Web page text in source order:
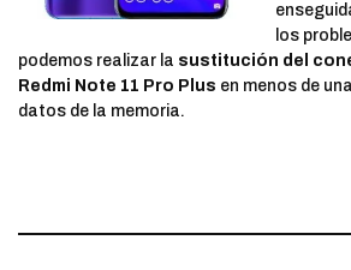
los
podemos realizar la sustitución del
Redmi Note 11 Pro Plus en menos de
datos de la memoria.